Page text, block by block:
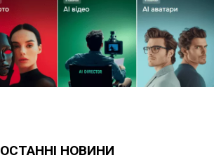
ОСТАННІ НОВИНИ